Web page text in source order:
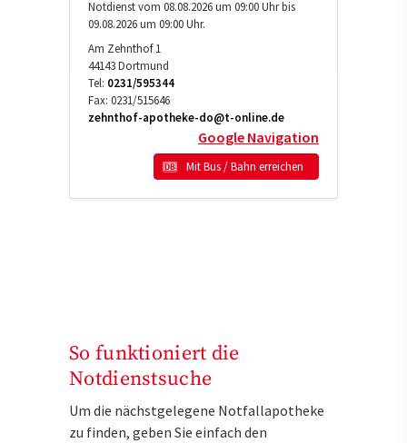
Notdienst vom 08.08.2026 um 09:00 Uhr bis
09.08.2026 um 09:00 Uhr.
Am Zehnthof 1
44143Dortmund
Tel: 0231/595344
Fax: 0231/515646
zehnthof-apotheke-do@t-online.de
Google Navigation
Mit Bus / Bahn erreichen
So funktioniert die
Notdienstsuche
Um die nächstgelegene Notfallapotheke
zu finden, geben Sie einfach den